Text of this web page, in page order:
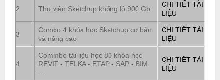
2 Thư viện Sketchup khổng lồ 900 Gb
CHI TIẾT TÀI
LIỆU
3
Combo 4 khóa học Sketchup cơ bản
và nâng cao
CHI TIẾT TÀI
LIỆU
4
Commbo tài liệu học 80 khóa học
REVIT - TELKA - ETAP - SAP - BIM
CHI TIẾT TÀI
LIỆU